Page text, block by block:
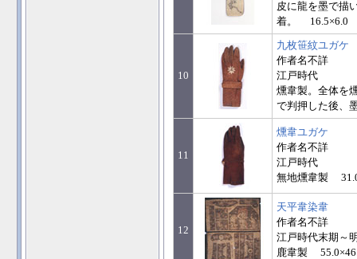
皮に龍を墨で描
着。 16.5×6.0
10
九枚笹紋ユガケ
作者名不詳
江戸時代
燻韋製。全体を
で判押した後、
11
燻韋ユガケ
作者名不詳
江戸時代
無地燻韋製
12
天平韋染韋
作者名不詳
江戸時代末期～
鹿韋製